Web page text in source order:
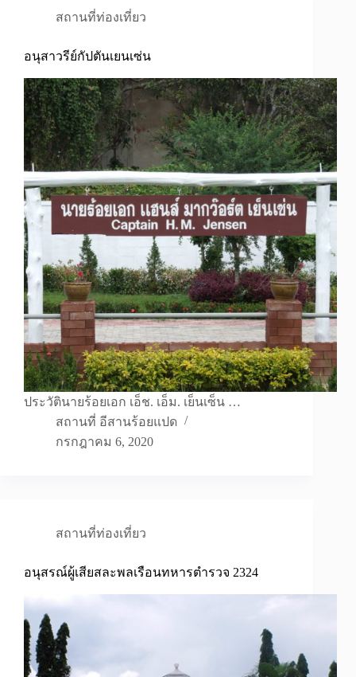
สถานที่ท่องเที่ยว
อนุสาวรีย์กัปตันเยนเซ่น
ประวัตินายร้อยเอก เอ็ช. เอ็ม. เย็นเซ็น …
สถานที่ อีสานร้อยแปด
กรกฎาคม 6, 2020
สถานที่ท่องเที่ยว
อนุสรณ์ผู้เสียสละพลเรือนทหารตำรวจ 2324